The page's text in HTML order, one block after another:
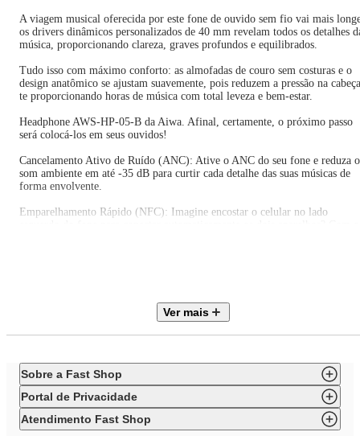
A viagem musical oferecida por este fone de ouvido sem fio vai mais
os drivers dinâmicos personalizados de 40 mm revelam todos os detalhes
música, proporcionando clareza, graves profundos e equilibrados.
Tudo isso com máximo conforto: as almofadas de couro sem costuras e o
design anatômico se ajustam suavemente, pois reduzem a pressão na
te proporcionando horas de música com total leveza e bem-estar.
Headphone AWS-HP-05-B da Aiwa. Afinal, certamente, o próximo passo
será colocá-los em seus ouvidos!
Cancelamento Ativo de Ruído (ANC): Ative o ANC do seu fone e reduza o
som ambiente em até -35 dB para curtir cada detalhe das suas músicas de
forma envolvente.
Emparelhamento Rápido (NFC): Imagine encostar o celular no lado
momentos em que é necessário ficar atento ao que se passa à sua volta.
conversa mais clara. E com o Call Silencer (Mute), pode mutar o papo
sempre que precisar. Prático, né?
Bluetooth 5.3: Com essa versão super-rápida e estável, o AWS-HP-05-B
transmite o áudio mesmo em locais com interferência, mantendo a
qualidade do áudio.
Ver mais
Sobre a Fast Shop
Portal de Privacidade
Atendimento Fast Shop